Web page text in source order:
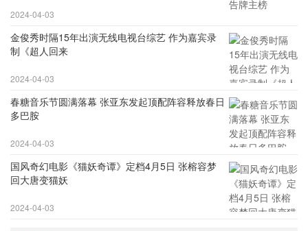
2024-04-03
金俊秀时隔15年出演无线电视台综艺 作为嘉宾录
制《超人回来
2024-04-03
春糖音乐节圆满落幕 张亚东发起顶配阵容释放春日
多巴胺
2024-04-03
国风奇幻电影《猫妖奇谭》定档4月5日 张榕容梦
回大唐变猫妖
2024-04-03